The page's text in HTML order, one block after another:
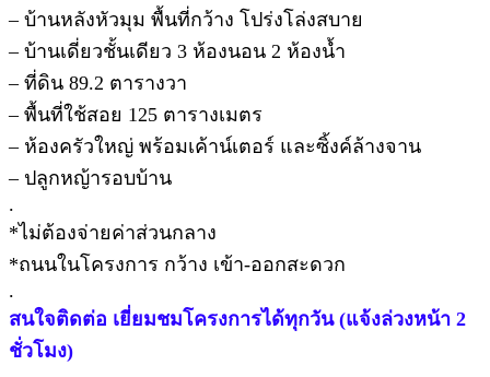
– บ้านหลังหัวมุม พื้นที่กว้าง โปร่งโล่งสบาย
– บ้านเดี่ยวชั้นเดียว 3 ห้องนอน 2 ห้องน้ำ
– ที่ดิน 89.2 ตารางวา
– พื้นที่ใช้สอย 125 ตารางเมตร
– ห้องครัวใหญ่ พร้อมเค้าน์เตอร์ และซิ้งค์ล้างจาน
– ปลูกหญ้ารอบบ้าน
.
*ไม่ต้องจ่ายค่าส่วนกลาง
*ถนนในโครงการ กว้าง เข้า-ออกสะดวก
.
สนใจติดต่อ เยี่ยมชมโครงการได้ทุกวัน (แจ้งล่วงหน้า 2
ชั่วโมง)